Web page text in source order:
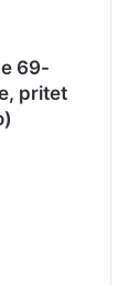
69-
pritet